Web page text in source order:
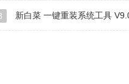
新白菜 一键重装系统工具